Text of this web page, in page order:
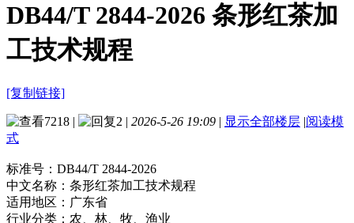
DB44/T 2844-2026 条形红茶加
工技术规程
[复制链接]
7218 | 2 | 2026-5-26 19:09 | 显示全部楼层 |阅读模
式
标准号： DB44/T 2844-2026
中文名称： 条形红茶加工技术规程
适用地区： 广东省
行业分类： 农、林、牧、渔业